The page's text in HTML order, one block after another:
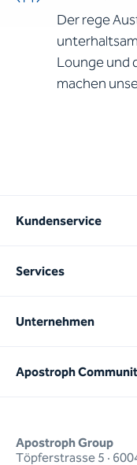
Der rege
Lounge und
machen
Apostroph Group
Töpferstrasse 5 ·
Kundenservice
Services
Unternehmen
Apostroph